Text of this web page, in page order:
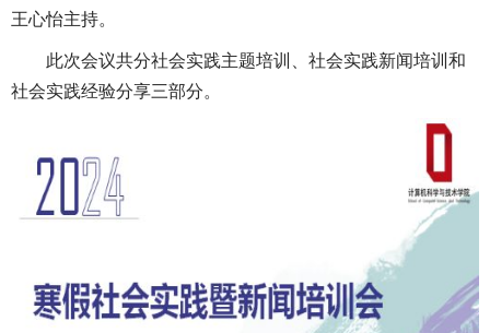
王心怡主持。
此次会议共分社会实践主题培训、社会实践新闻培训和
社会实践经验分享三部分。